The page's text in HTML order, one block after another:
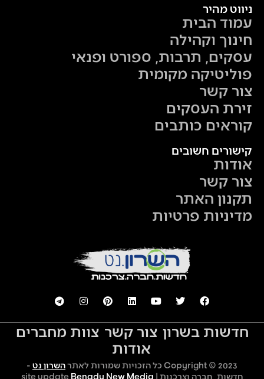
ניווט מהיר
עמוד הבית
חינוך וקהילה
עסקים, תרבות, ספורט ופנאי
פוליטיקה מקומית
צור קשר
זירת העסקים
קוראים כותבים
קישורים חשובים
אודות
צור קשר
תקנון האתר
מדיניות פרטיות
חדשות בשרון צור קשר צוות מחברים
אודות
Copyright © 2023 כל הזכויות שמורות לאתר השרון נט -
חדשות, חברה וצרכנות | site update Benady New Media